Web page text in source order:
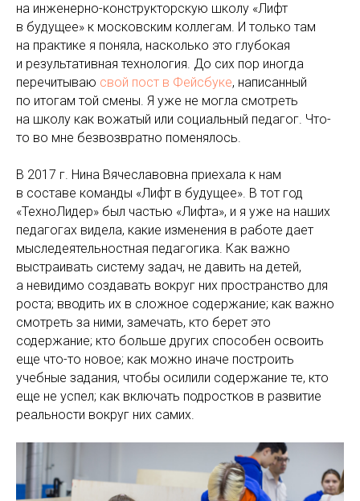
на инженерно-конструкторскую школу «Лифт
в будущее» к московским коллегам. И только там
на практике я поняла, насколько это глубокая
и результативная технология. До сих пор иногда
перечитываю свой пост в Фейсбуке, написанный
по итогам той смены. Я уже не могла смотреть
на школу как вожатый или социальный педагог. Что-
то во мне безвозвратно поменялось.
В 2017 г. Нина Вячеславовна приехала к нам
в составе команды «Лифт в будущее». В тот год
«ТехноЛидер» был частью «Лифта», и я уже на наших
педагогах видела, какие изменения в работе дает
мыследеятельностная педагогика. Как важно
выстраивать систему задач, не давить на детей,
а невидимо создавать вокруг них пространство для
роста; вводить их в сложное содержание; как важно
смотреть за ними, замечать, кто берет это
содержание; кто больше других способен освоить
еще что-то новое; как можно иначе построить
учебные задания, чтобы осилили содержание те, кто
еще не успел; как включать подростков в развитие
реальности вокруг них самих.